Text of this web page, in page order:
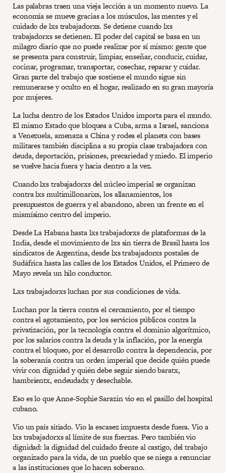
Las palabras traen una vieja lección a un momento nuevo. La
economía se mueve gracias a los músculos, las mentes y el
cuidado de lxs trabajadorxs. Se detiene cuando lxs
trabajadorxs se detienen. El poder del capital se basa en un
milagro diario que no puede realizar por sí mismo: gente que
se presenta para construir, limpiar, enseñar, conducir, cuidar,
cocinar, programar, transportar, cosechar, reparar y cuidar.
Gran parte del trabajo que sostiene el mundo sigue sin
remunerarse y oculto en el hogar, realizado en su gran mayoría
por mujeres.
La lucha dentro de los Estados Unidos importa para el mundo.
El mismo Estado que bloquea a Cuba, arma a Israel, sanciona
a Venezuela, amenaza a China y rodea el planeta con bases
militares también disciplina a su propia clase trabajadora con
deuda, deportación, prisiones, precariedad y miedo. El imperio
se vuelve hacia fuera y hacia dentro a la vez.
Cuando lxs trabajadorxs del núcleo imperial se organizan
contra lxs multimillonarixs, los allanamientos, los
presupuestos de guerra y el abandono, abren un frente en el
mismísimo centro del imperio.
Desde La Habana hasta lxs trabajadorxs de plataformas de la
India, desde el movimiento de lxs sin tierra de Brasil hasta los
sindicatos de Argentina, desde lxs trabajadorxs postales de
Sudáfrica hasta las calles de los Estados Unidos, el Primero de
Mayo revela un hilo conductor.
Lxs trabajadorxs luchan por sus condiciones de vida.
Luchan por la tierra contra el cercamiento, por el tiempo
contra el agotamiento, por los servicios públicos contra la
privatización, por la tecnología contra el dominio algorítmico,
por los salarios contra la deuda y la inflación, por la energía
contra el bloqueo, por el desarrollo contra la dependencia, por
la soberanía contra un orden imperial que decide quién puede
vivir con dignidad y quién debe seguir siendo baratx,
hambrientx, endeudadx y desechable.
Eso es lo que Anne-Sophie Sarazin vio en el pasillo del hospital
cubano.
Vio un país sitiado. Vio la escasez impuesta desde fuera. Vio a
lxs trabajadorxs al límite de sus fuerzas. Pero también vio
dignidad: la dignidad del cuidado frente al castigo, del trabajo
organizado para la vida, de un pueblo que se niega a renunciar
a las instituciones que lo hacen soberano.